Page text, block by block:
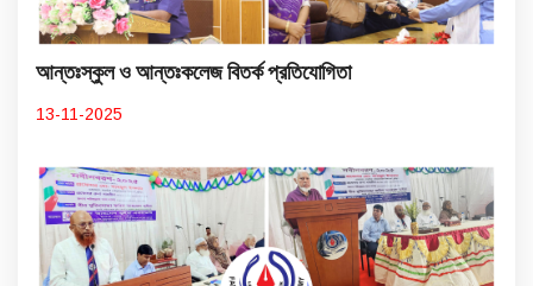
আন্তঃস্কুল ও আন্তঃকলেজ বিতর্ক প্রতিযোগিতা
13-11-2025